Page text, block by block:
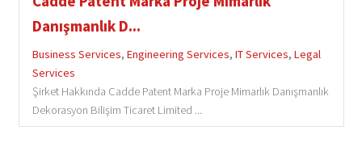
Privacy Policy
Danışmanlık D...
Business Services, Engineering Services, IT Services, Legal
Services
Şirket Hakkında Cadde Patent Marka Proje Mimarlık Danışmanlık
Dekorasyon Bilişim Ticaret Limited ...